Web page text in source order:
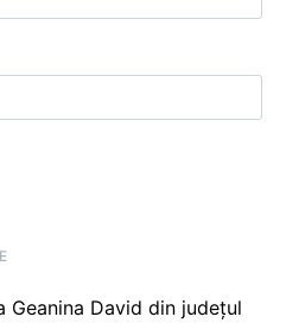
Geanina David din județul